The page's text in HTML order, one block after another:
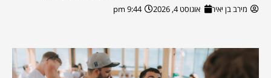
מירב בן יאיר אוגוסט 4, 2026 9:44 pm